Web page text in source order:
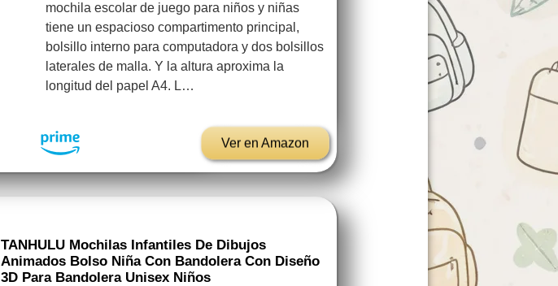
mochila escolar de juego para niños y niñas
tiene un espacioso compartimento principal,
bolsillo interno para computadora y dos bolsillos
laterales de malla. Y la altura aproxima la
longitud del papel A4. L…
Ver en Amazon
TANHULU Mochilas Infantiles De Dibujos
Animados Bolso Niña Con Bandolera Con Diseño
3D Para Bandolera Unisex Niños